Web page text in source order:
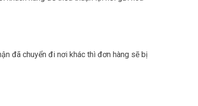
đã chuyển đi nơi khác thì đơn hàng sẽ bị